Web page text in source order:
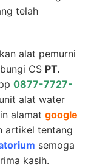
telah
alat pemurni
CS PT.
0877-7727-
alat water
alamat google
artikel tentang
semoga
kasih.